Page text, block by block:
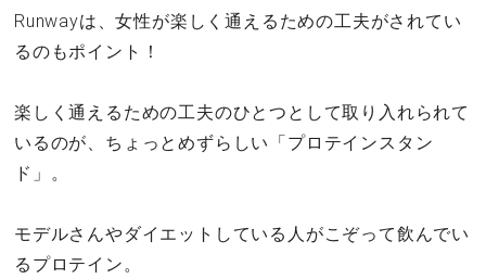
Runwayは、女性が楽しく通えるための工夫がされてい
るのもポイント！
楽しく通えるための工夫のひとつとして取り入れられて
いるのが、ちょっとめずらしい「プロテインスタン
ド」。
モデルさんやダイエットしている人がこぞって飲んでい
るプロテイン。